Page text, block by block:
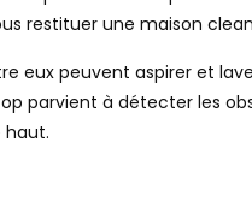
restituer une maison
eux peuvent aspirer et
parvient à détecter les
haut.